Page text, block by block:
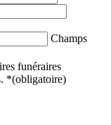
Champs
funéraires
*(obligatoire)